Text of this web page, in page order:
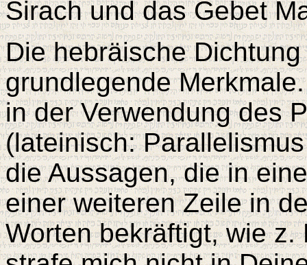
Sirach und das Gebet
Die hebräische
grundlegende
in der Verwendung des
(lateinisch:
die Aussagen, die in
einer weiteren Zeile in
Worten bekräftigt, wie z.